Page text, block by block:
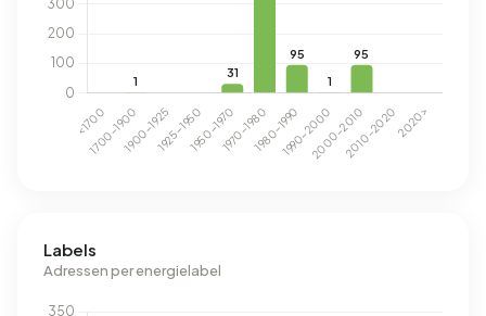
Labels
Adressen per energielabel